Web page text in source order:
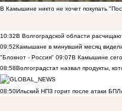
В Камышине никто не хочет покупать
10:32В Волгоградской области
09:52Камышане в минувший месяц видели
"Блокнот - Россия" 09:07В Камышине
08:58Волгоградстат назвал продукты,
08:50Ильский НПЗ горит после атаки